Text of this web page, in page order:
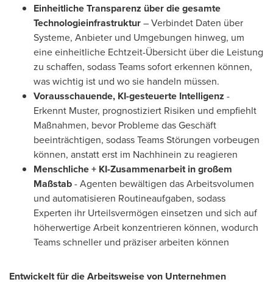
Einheitliche Transparenz über die gesamte
Technologieinfrastruktur– Verbindet Daten über
Systeme, Anbieter und Umgebungen hinweg, um
eine einheitliche Echtzeit-Übersicht über die Leistung
zu schaffen, sodass Teams sofort erkennen können,
was wichtig ist und wo sie handeln müssen.
Vorausschauende, KI-gesteuerte Intelligenz -
Erkennt Muster, prognostiziert Risiken und empfiehlt
Maßnahmen, bevor Probleme das Geschäft
beeinträchtigen, sodass Teams Störungen vorbeugen
können, anstatt erst im Nachhinein zu reagieren
Menschliche + KI-Zusammenarbeit in großem
Maßstab- Agenten bewältigen das Arbeitsvolumen
und automatisieren Routineaufgaben, sodass
Experten ihr Urteilsvermögen einsetzen und sich auf
höherwertige Arbeit konzentrieren können, wodurch
Teams schneller und präziser arbeiten können
Entwickelt für die Arbeitsweise von Unternehmen